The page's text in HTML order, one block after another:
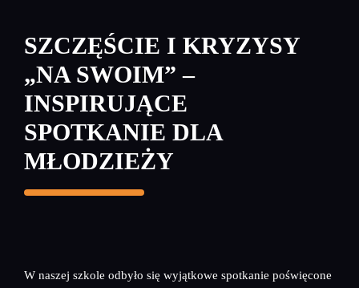
SZCZĘŚCIE I KRYZYSY
„NA SWOIM” –
INSPIRUJĄCE
SPOTKANIE DLA
MŁODZIEŻY
W naszej szkole odbyło się wyjątkowe spotkanie poświęcone